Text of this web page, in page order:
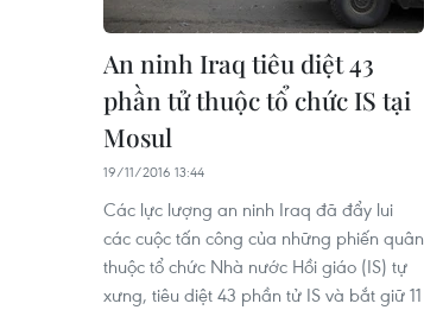
An ninh Iraq tiêu diệt 43
phần tử thuộc tổ chức IS tại
Mosul
19/11/2016 13:44
Các lực lượng an ninh Iraq đã đẩy lui
các cuộc tấn công của những phiến quân
thuộc tổ chức Nhà nước Hồi giáo (IS) tự
xưng, tiêu diệt 43 phần tử IS và bắt giữ 11